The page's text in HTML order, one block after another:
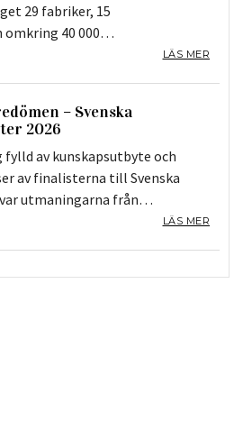
29 fabriker, 15
omkring 40 000…
LÄS MER
– Svenska
2026
av kunskapsutbyte och
av finalisterna till Svenska
var utmaningarna från…
LÄS MER